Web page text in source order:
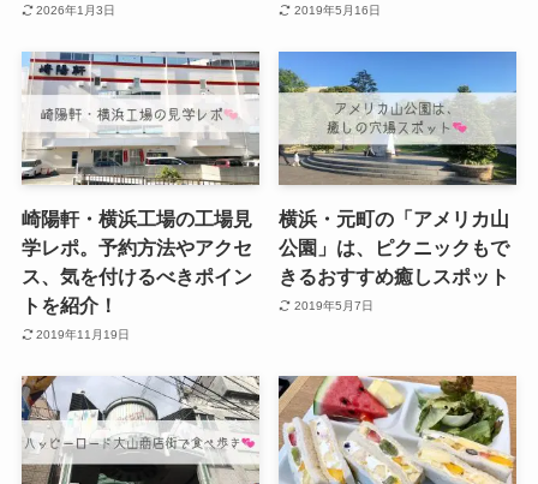
2026年1月3日 2019年5月16日
崎陽軒・横浜工場の工場見
学レポ。予約方法やアクセ
ス、気を付けるべきポイン
トを紹介！
2019年11月19日
横浜・元町の「アメリカ山
公園」は、ピクニックもで
きるおすすめ癒しスポット
2019年5月7日